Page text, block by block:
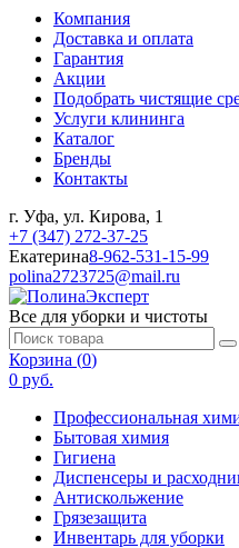
Компания
Доставка и оплата
Гарантия
Акции
Подобрать чистящие
Услуги клининга
Каталог
Бренды
Контакты
г. Уфа, ул. Кирова, 1
+7 (347) 272-37-25
Екатерина8-962-531-15-99
polina2723725@mail.ru
Все для уборки и чистоты
Корзина (0)
0 руб.
Профессиональная
Бытовая химия
Гигиена
Диспенсеры и
Антискольжение
Грязезащита
Инвентарь для уборки